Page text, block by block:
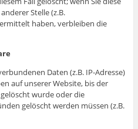
Stelle (z.B.
haben, verbleiben die
Daten (z.B. IP-Adresse)
auf unserer Website, bis der
wurde oder die
gelöscht werden müssen (z.B.